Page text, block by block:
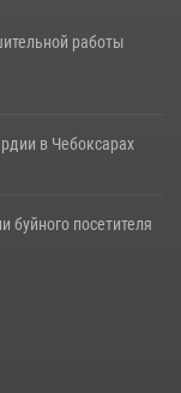
работы
в Чебоксарах
буйного посетителя